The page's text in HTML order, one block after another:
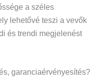
a széles
lehetővé teszi a vevők
és trendi megjelenést
garanciaérvényesítés?